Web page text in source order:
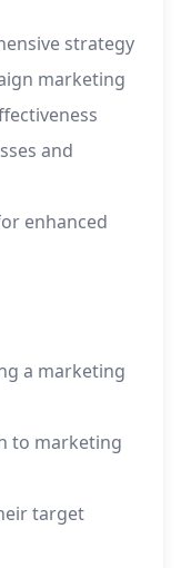
strategy
marketing
and
enhanced
a marketing
to marketing
target